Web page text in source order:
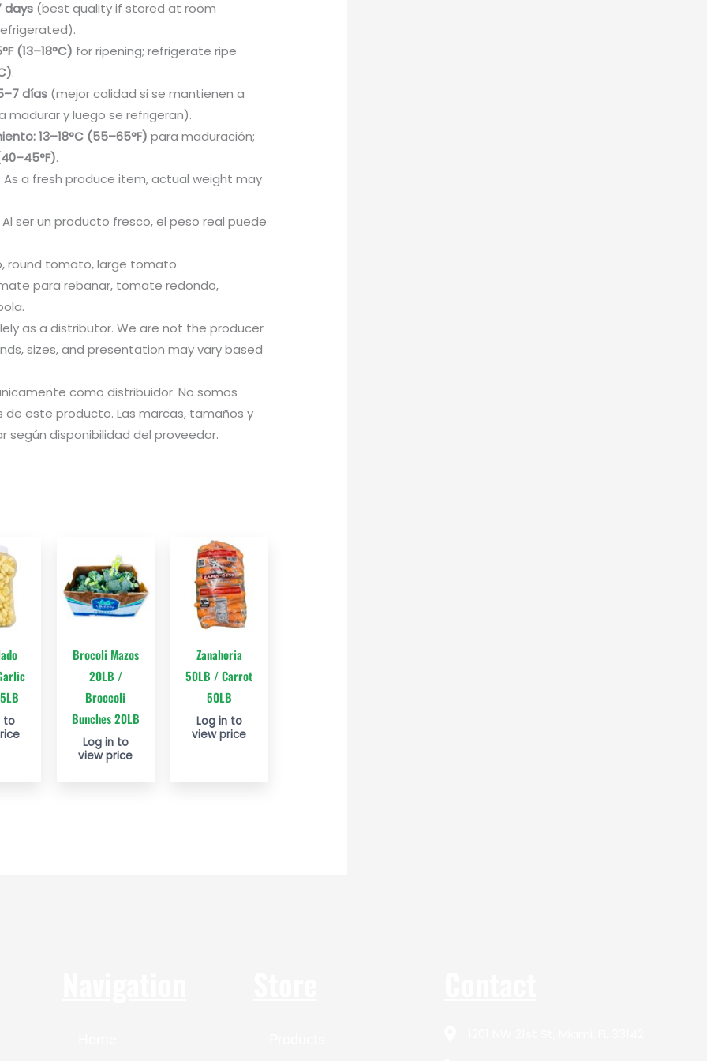
days (best quality if stored at room
(13–18°C) for ripening; refrigerate ripe
.
días (mejor calidad si se mantienen a
y luego se refrigeran).
13–18°C (55–65°F) para maduración;
.
a fresh produce item, actual weight may
ser un producto fresco, el peso real puede
round tomato, large tomato.
para rebanar, tomate redondo,
as a distributor. We are not the producer
sizes, and presentation may vary based
como distribuidor. No somos
este producto. Las marcas, tamaños y
según disponibilidad del proveedor.
to
Brocoli Mazos
20LB /
Broccoli
Bunches 20LB
Log in to
view price
Zanahoria
50LB / Carrot
50LB
Log in to
view price